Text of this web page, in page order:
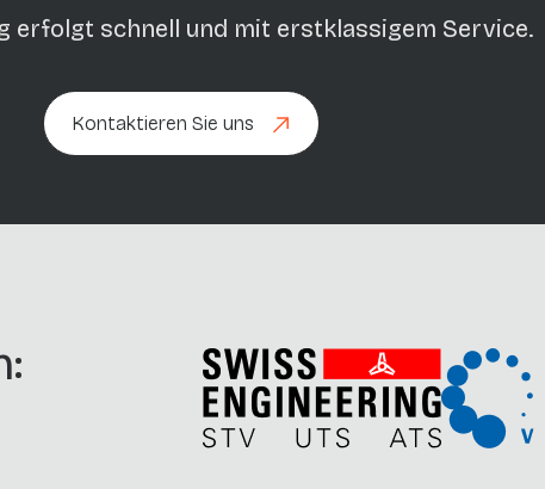
erfolgt schnell und mit erstklassigem Service.
Kontaktieren Sie uns
Kontaktieren Sie uns